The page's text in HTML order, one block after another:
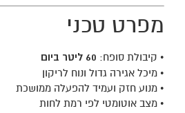
מפרט טכני
• קיבולת סופח: 60 ליטר ביום
• מיכל אגירה גדול ונוח לריקון
• מנוע חזק ועמיד להפעלה ממושכת
• מצב אוטומטי לפי רמת לחות